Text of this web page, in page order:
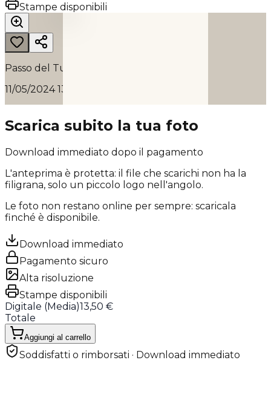
Stampe disponibili
Passo del Turchino
11/05/2024 13:22
Scarica subito la tua foto
Download immediato dopo il pagamento
L'anteprima è protetta: il file che scarichi non ha la
filigrana, solo un piccolo logo nell'angolo.
Le foto non restano online per sempre: scaricala
finché è disponibile.
Download immediato
Pagamento sicuro
Alta risoluzione
Stampe disponibili
Digitale (Media)13,50 €
Totale
Aggiungi al carrello
Soddisfatti o rimborsati · Download immediato